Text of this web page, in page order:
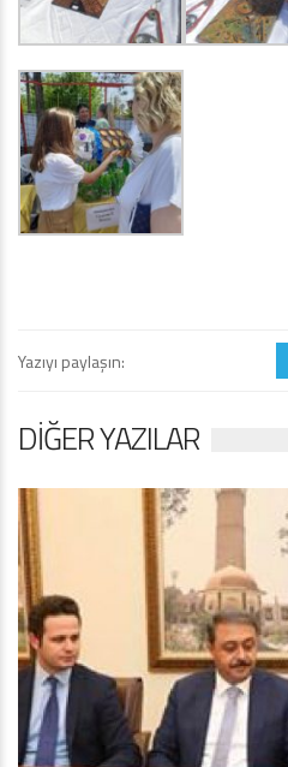
Yazıyı paylaşın:
DIĞER YAZILAR